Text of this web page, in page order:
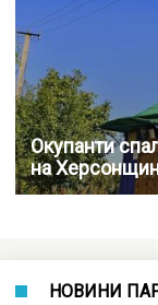
Окупанти
на
НОВИНИ